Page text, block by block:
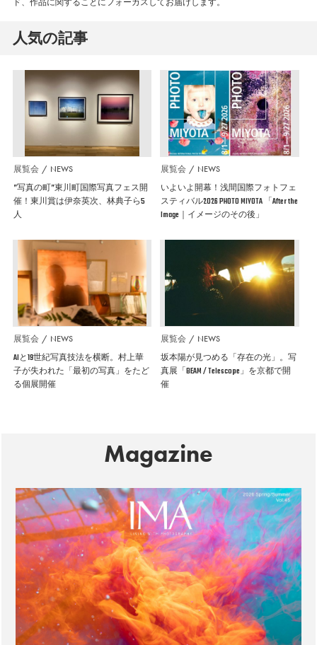
ド、作品に関することにフォーカスしてお届けします。
人気の記事
展覧会 NEWS
”写真の町”東川町国際写真フェス開
催！東川賞は伊奈英次、林典子ら5
人
展覧会 NEWS
いよいよ開幕！浅間国際フォトフェ
スティバル2026 PHOTO MIYOTA 「After the
Image｜イメージのその後」
展覧会 NEWS
AIと19世紀写真技法を横断。村上華
子が失われた「最初の写真」をたど
る個展開催
展覧会 NEWS
坂本陽が見つめる「存在の光」。写
真展「BEAM / Telescope」を京都で開
催
Magazine